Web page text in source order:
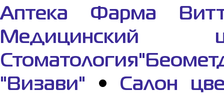
Аптека Фарма
Медицинский
"Визави" • Салон